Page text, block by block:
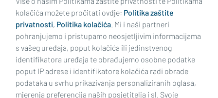
kolačića možete pročitati ovdje: Politika zaštite
privatnosti, Politika kolačića. Mi i naši partneri
pohranjujemo i pristupamo neosjetljivim informacijama
s vašeg uređaja, poput kolačića ili jedinstvenog
identifikatora uređaja te obrađujemo osobne podatke
poput IP adrese i identifikatore kolačića radi obrade
podataka u svrhu prikazivanja personaliziranih oglasa,
mjerenja preferencija naših posjetitelja i sl. Svoje